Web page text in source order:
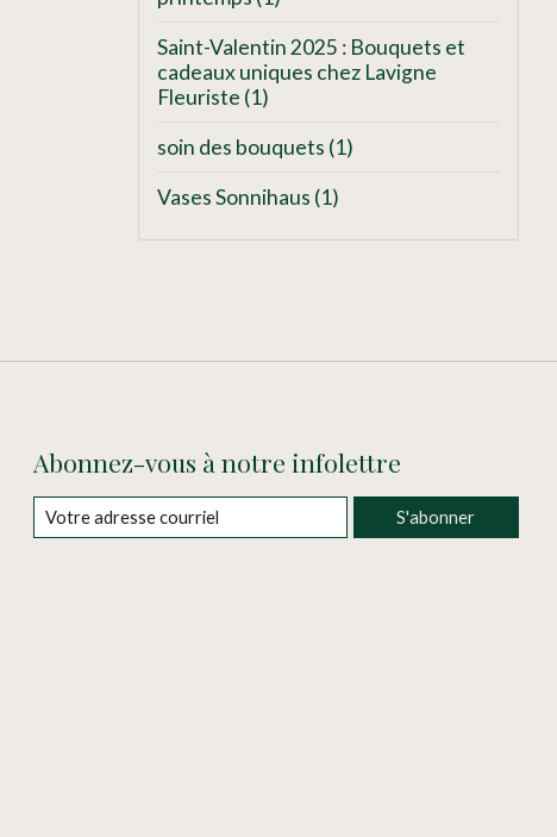
Saint-Valentin 2025 : Bouquets et
cadeaux uniques chez Lavigne
Fleuriste (1)
soin des bouquets (1)
Vases Sonnihaus (1)
Abonnez-vous à notre infolettre
S'abonner